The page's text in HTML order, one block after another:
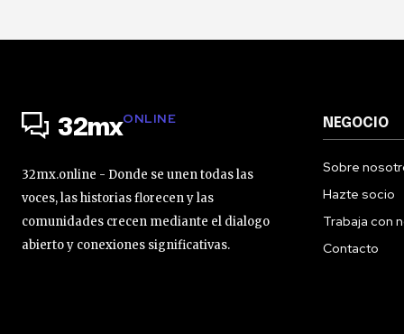
32mxONLINE
32mx.online - Donde se unen todas las
voces, las historias florecen y las
comunidades crecen mediante el dialogo
abierto y conexiones significativas.
NEGOCIO
Sobre
Hazte socio
Trabaja con
Contacto